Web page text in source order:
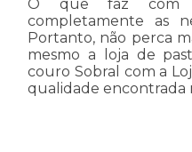
O que faz com
completamente as
Portanto, não perca
mesmo a loja de
couro Sobral com a
qualidade encontrada